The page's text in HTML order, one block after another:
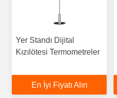
Yer Standı Dijital
Kızılötesi Termometreler
En İyi Fiyatı Alın